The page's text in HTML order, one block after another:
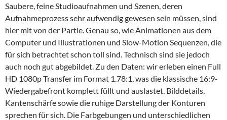
Saubere, feine Studioaufnahmen und Szenen, deren
Aufnahmeprozess sehr aufwendig gewesen sein müssen, sind
hier mit von der Partie. Genau so, wie Animationen aus dem
Computer und Illustrationen und Slow-Motion Sequenzen, die
für sich betrachtet schon toll sind. Technisch sind sie jedoch
auch noch gut abgebildet. Zu den Daten: wir erleben einen Full
HD 1080p Transfer im Format 1.78:1, was die klassische 16:9-
Wiedergabefront komplett füllt und auslastet. Bilddetails,
Kantenschärfe sowie die ruhige Darstellung der Konturen
sprechen für sich. Die Farbgebungen und unterschiedlichen